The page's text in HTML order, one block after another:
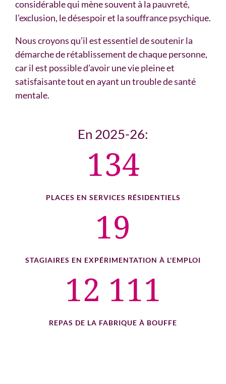
considérable qui mène souvent à la pauvreté,
l’exclusion, le désespoir et la souffrance psychique.
Nous croyons qu’il est essentiel de soutenir la
démarche de rétablissement de chaque personne,
car il est possible d’avoir une vie pleine et
satisfaisante tout en ayant un trouble de santé
mentale.
En 2025-26:
134
PLACES EN SERVICES RÉSIDENTIELS
19
STAGIAIRES EN EXPÉRIMENTATION À L'EMPLOI
12 111
REPAS DE LA FABRIQUE À BOUFFE